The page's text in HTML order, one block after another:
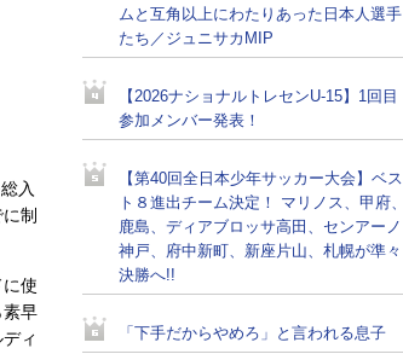
入
制
使
素早
ィ
ムと互角以上にわたりあった日本人選手
たち／ジュニサカMIP
【2026ナショナルトレセンU-15】1回目
参加メンバー発表！
【第40回全日本少年サッカー大会】ベス
ト８進出チーム決定！ マリノス、甲府、
鹿島、ディアブロッサ高田、センアーノ
神戸、府中新町、新座片山、札幌が準々
決勝へ!!
「下手だからやめろ」と言われる息子